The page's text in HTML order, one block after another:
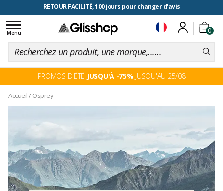
RETOUR FACILITÉ, 100 jours pour changer d'avis
0
Toggle
navigation
Menu
PROMOS D'ÉTÉ JUSQU'À -75% JUSQU'AU 25/08
Accueil/Osprey